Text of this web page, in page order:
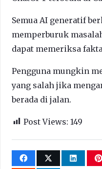
Semua AI generatif
memperburuk
dapat memeriksa
Pengguna mungkin
yang salah jika
berada di jalan.
Post Views: 149